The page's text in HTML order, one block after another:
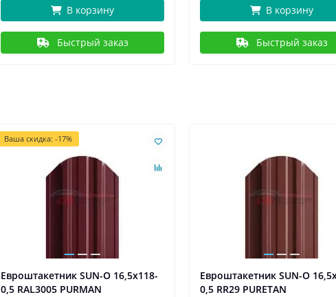
В корзину
Быстрый заказ
В корзину
Быстрый заказ
Ваша скидка: -17%
Евроштакетник SUN-O 16,5х118-
0,5 RAL3005 PURMAN
Евроштакетник SUN-O
0,5 RR29 PURETAN